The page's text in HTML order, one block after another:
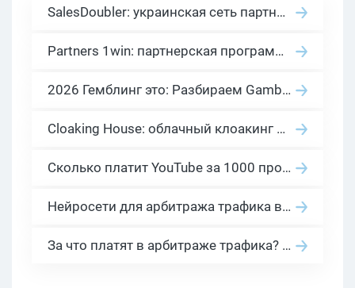
SalesDoubler: украинская сеть партнерских программ с оплатой за действие
Partners 1win: партнерская программа казино в нише гемблинг арбитраж
2026 Гемблинг это: Разбираем Gambling вертикаль, и все что связано с гемблинг и беттинг офферами
Cloaking House: облачный клоакинг для фильтрации ботов FB и Google Ads — гайд PHP-интеграции 2026
Сколько платит YouTube за 1000 просмотров в 2026: реальные цифры от 0.5 до 36 USD по ГЕО
Нейросети для арбитража трафика в 2026: инструменты, кейсы и AI-медиабайеры
За что платят в арбитраже трафика? 30 моделей оплаты в бурж и СНГ партнерках